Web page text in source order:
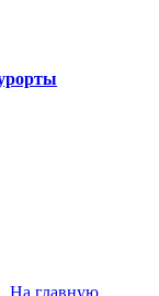
На главную